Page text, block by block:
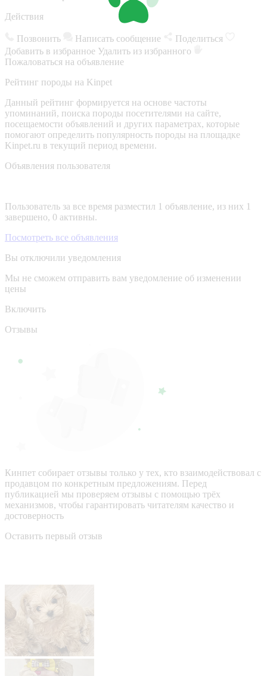
Действия
Позвонить Написать сообщение
Поделиться
Добавить в избранное Удалить из избранного
Пожаловаться на объявление
Рейтинг породы на Kinpet
Данный рейтинг формируется на основе частоты
упоминаний, поиска породы посетителями на сайте,
посещаемости объявлений и других параметрах, которые
помогают определить популярность породы на площадке
Kinpet.ru в текущий период времени.
Объявления пользователя
Пользователь за все время разместил 1 объявление, из них 1
завершено, 0 активны.
Посмотреть все объявления
Вы отключили уведомления
Мы не сможем отправить вам уведомление об изменении
цены
Включить
Отзывы
Кинпет собирает отзывы только у тех, кто взаимодействовал с
продавцом по конкретным предложениям. Перед
публикацией мы проверяем отзывы с помощью трёх
механизмов, чтобы гарантировать читателям качество и
достоверность
Оставить первый отзыв